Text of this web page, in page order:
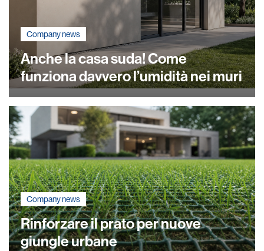
Company news
Anche la casa suda! Come
funziona davvero l’umidità nei muri
Company news
Rinforzare il prato per nuove
giungle urbane